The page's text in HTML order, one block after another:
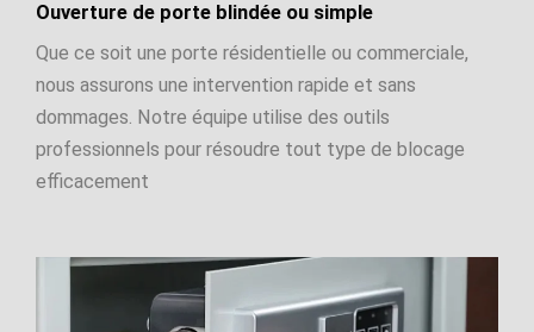
Ouverture de porte blindée ou simple
Que ce soit une porte résidentielle ou commerciale,
nous assurons une intervention rapide et sans
dommages. Notre équipe utilise des outils
professionnels pour résoudre tout type de blocage
efficacement